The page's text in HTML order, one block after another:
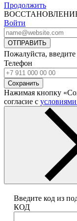
Продолжить
Войти
ОТПРАВИТЬ
Пожалуйста,
Телефон
Сохранить
Нажимая кнопку
согласие с
Введите код из
КОД